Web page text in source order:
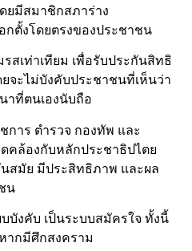
ยมีสมาชิกสภาร่าง
ตั้งโดยตรงของประชาชน
สเท่าเทียม เพื่อรับประกันสิทธิ
จะไม่บังคับประชาชนที่เห็นว่า
าที่ตนเองนับถือ
การ ตำรวจ กองทัพ และ
คล้องกับหลักประชาธิปไตย
สมัย มีประสิทธิภาพ และผล
น
บังคับ เป็นระบบสมัครใจ ทั้งนี้
ากมีศึกสงคราม